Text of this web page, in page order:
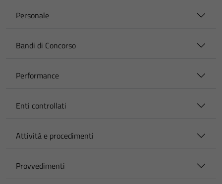
Personale
Bandi di Concorso
Performance
Enti controllati
Attività e procedimenti
Provvedimenti